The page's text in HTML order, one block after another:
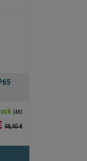
(46)
98,40 €